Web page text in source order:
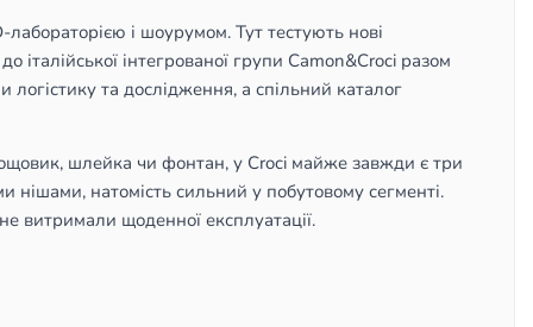
і шоурумом. Тут тестують нові
італійської інтегрованої групи Camon&Croci разом
та дослідження, а спільний каталог
шлейка чи фонтан, у Croci майже завжди є три
натомість сильний у побутовому сегменті.
витримали щоденної експлуатації.